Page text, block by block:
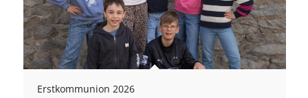
Erstkommunion 2026